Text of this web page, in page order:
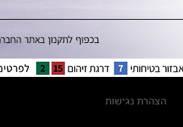
הצהרת נגישות